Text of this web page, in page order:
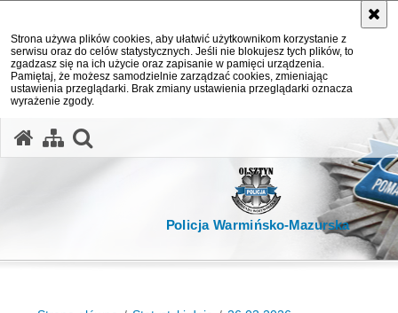
Strona używa plików cookies, aby ułatwić użytkownikom korzystanie z
serwisu oraz do celów statystycznych. Jeśli nie blokujesz tych plików, to
zgadzasz się na ich użycie oraz zapisanie w pamięci urządzenia.
Pamiętaj, że możesz samodzielnie zarządzać cookies, zmieniając
ustawienia przeglądarki. Brak zmiany ustawienia przeglądarki oznacza
wyrażenie zgody.
Policja Warmińsko-Mazurska